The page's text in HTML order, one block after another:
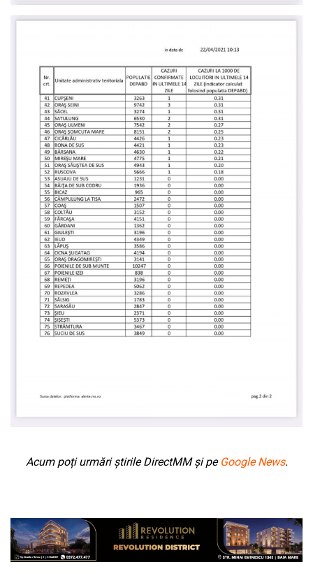
Acum poți urmări știrile DirectMM și pe Google News.